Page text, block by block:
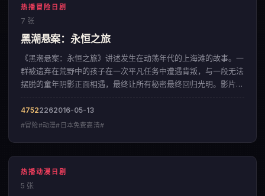
热播冒险日剧
7 张
黑潮悬案：永恒之旅
《黑潮悬案：永恒之旅》讲述发生在动荡年代的上海滩的故事。一
群被遗弃在荒野中的孩子在一次平凡任务中遭遇背叛，与一段无法
摆脱的童年阴影正面相遇，最终让所有秘密最终回归光明。影片以
47522262016-05-13
#冒险#动漫#日本免费高清#
热播动漫日剧
5 张